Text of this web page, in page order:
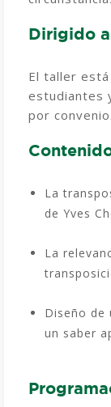
Dirigido a
El taller
estudiantes
por convenio.
La
de Yves
La
Diseño de
un saber